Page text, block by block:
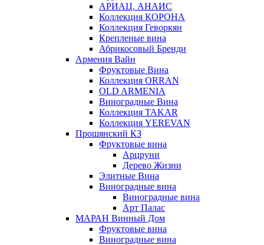
АРИАЦ. АНАИС
Коллекция КОРОНА
Коллекция Геворкян
Крепленые вина
Абрикосовый Бренди
Армения Вайн
Фруктовые Вина
Коллекция ORRAN
OLD ARMENIA
Виноградные Вина
Коллекция TAKAR
Коллекция YEREVAN
Прошянский КЗ
Фруктовые вина
Арцруни
Дерево Жизни
Элитные Вина
Виноградные вина
Виноградные вина
Арт Палас
МАРАН Винный Дом
Фруктовые вина
Виноградные вина